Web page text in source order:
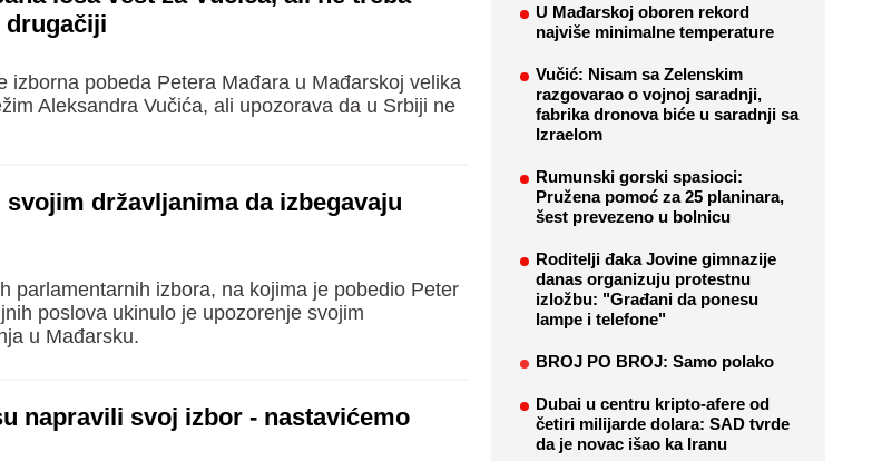
drugačiji
izborna pobeda Petera Mađara u Mađarskoj velika
Aleksandra Vučića, ali upozorava da u Srbiji ne
državljanima da izbegavaju
parlamentarnih izbora, na kojima je pobedio Peter
poslova ukinulo je upozorenje svojim
u Mađarsku.
napravili svoj izbor - nastavićemo
U Mađarskoj oboren rekord
najviše minimalne temperature
Vučić: Nisam sa Zelenskim
razgovarao o vojnoj saradnji,
fabrika dronova biće u saradnji sa
Izraelom
Rumunski gorski spasioci:
Pružena pomoć za 25 planinara,
šest prevezeno u bolnicu
Roditelji đaka Jovine gimnazije
danas organizuju protestnu
izložbu: "Građani da ponesu
lampe i telefone"
BROJ PO BROJ: Samo polako
Dubai u centru kripto-afere od
četiri milijarde dolara: SAD tvrde
da je novac išao ka Iranu